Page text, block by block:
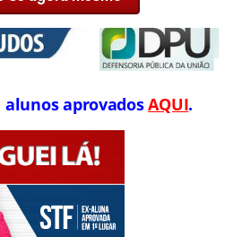
alunos aprovadosAQUI.